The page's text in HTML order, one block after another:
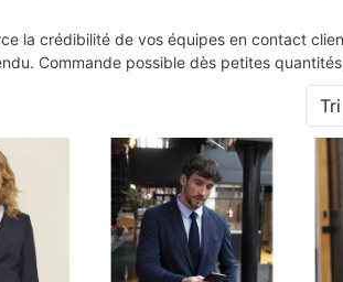
la crédibilité de vos équipes en contact
Commande possible dès petites